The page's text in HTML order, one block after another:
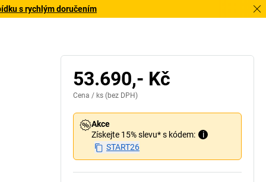
s rychlým doručením
53.690,- Kč
Cena / ks (bez DPH)
Akce
Získejte 15% slevu* s kódem:
i
START26